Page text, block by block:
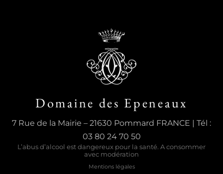
Domaine des Epeneaux
7 Rue de la Mairie – 21630 Pommard FRANCE | Tél :
03 80 24 70 50
L’abus d’alcool est dangereux pour la santé. A consommer
avec modération
Mentions légales